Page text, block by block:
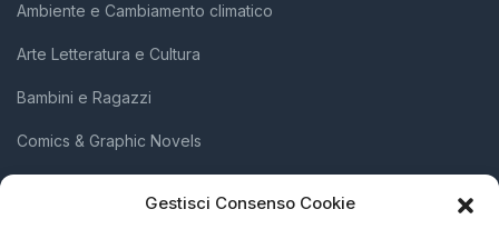
Gestisci Consenso Cookie
Ambiente e Cambiamento climatico
Arte Letteratura e Cultura
Bambini e Ragazzi
Comics & Graphic Novels